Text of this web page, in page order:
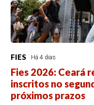
FIES Há 4 dias
Fies 2026: Ceará
inscritos no
próximos prazos